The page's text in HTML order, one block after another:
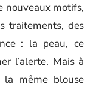
nouveaux motifs,
traitements, des
: la peau, ce
l’alerte. Mais à
la même blouse